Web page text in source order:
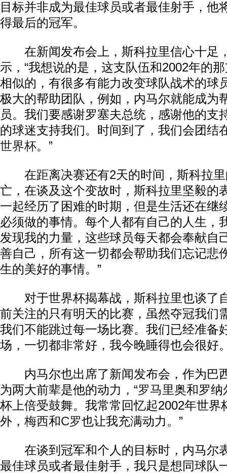
目标并非成为最佳球员或者最佳射手，他
得最后的冠军。
在新闻发布会上，斯科拉里信心十足
示，“我想说的是，这支队伍和2002年的
相似的，有很多有能力改变球队战术的球
极大的帮助团队，例如，内马尔就能成为
员。我们要感谢罗塞夫总统，感谢他的支
的球迷支持我们。时间到了，我们会团结
世界杯。”
在距离决赛还有2天的时间，斯科拉里
亡，在谈及这个变故时，斯科拉里坚毅的
一起经历了困难的时期，但是生活还在继
必须做的事情。每个人都有自己的人生，
发现我的力量，这些球员每天都会奉献自
善自己，所有这一切都会帮助我们忘记悲
生的美好的事情。”
对于世界杯揭幕战，斯科拉里也谈了
前关注的只有明天的比赛，虽然夺冠我们
我们不能跳过每一场比赛。我们已经准备
场，一切都非常好，我今晚睡得也会很好
内马尔也出席了新闻发布会，作为巴
为两大前辈是他的动力，“罗马里奥和罗
杯上倍受鼓舞。我常常回忆起2002年世界
外， 梅西和C罗也让我充满动力。”
在谈到冠军和个人的目标时，内马尔
最佳球员或者最佳射手，我只是想同球队